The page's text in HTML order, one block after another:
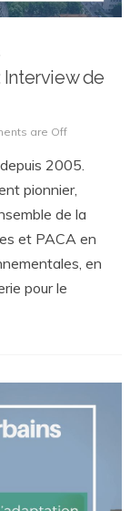
Interview de
are Off
2005.
pionnier,
de la
et PACA en
en
pour le